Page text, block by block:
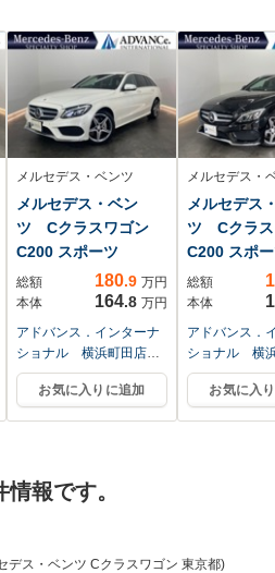
メルセデス・ベンツ
メルセデス・ベン
ツ Cクラスワゴン
C200 スポーツ
総額 180.9 万円
本体
164.8 万円
アドバンス．インターナ
ショナル 横浜町田店
Ｍ・ベンツ専門店
お気に入りに追加
メルセデス・
メルセデス
ツ Cクラ
C200 スポ
総額
本体
アドバンス．
ショナル 横
Ｍ・ベンツ専
お気に入
報です。
デス・ベンツ Cクラスワゴン 東京都)